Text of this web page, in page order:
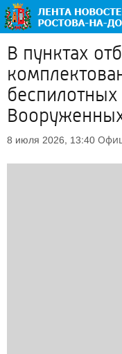
В пунктах
беспилотных
8 июля 2026, 13:40